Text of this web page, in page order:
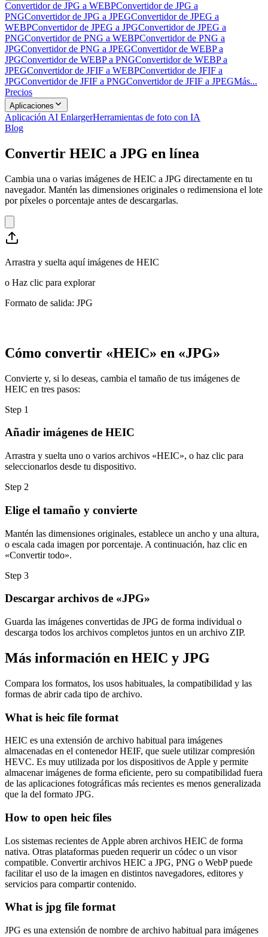
Convertidor de JPG a WEBPConvertidor de JPG a
PNGConvertidor de JPG a JPEGConvertidor de JPEG a
WEBPConvertidor de JPEG a JPGConvertidor de JPEG a
PNGConvertidor de PNG a WEBPConvertidor de PNG a
JPGConvertidor de PNG a JPEGConvertidor de WEBP a
JPGConvertidor de WEBP a PNGConvertidor de WEBP a
JPEGConvertidor de JFIF a WEBPConvertidor de JFIF a
JPGConvertidor de JFIF a PNGConvertidor de JFIF a JPEGMás...
Precios
Aplicaciones
Aplicación AI EnlargerHerramientas de foto con IA
Blog
Convertir HEIC a JPG en línea
Cambia una o varias imágenes de HEIC a JPG directamente en tu
navegador. Mantén las dimensiones originales o redimensiona el lote
por píxeles o porcentaje antes de descargarlas.
Arrastra y suelta aquí imágenes de HEIC
o Haz clic para explorar
Formato de salida: JPG
Cómo convertir «HEIC» en «JPG»
Convierte y, si lo deseas, cambia el tamaño de tus imágenes de
HEIC en tres pasos:
Step 1
Añadir imágenes de HEIC
Arrastra y suelta uno o varios archivos «HEIC», o haz clic para
seleccionarlos desde tu dispositivo.
Step 2
Elige el tamaño y convierte
Mantén las dimensiones originales, establece un ancho y una altura,
o escala cada imagen por porcentaje. A continuación, haz clic en
«Convertir todo».
Step 3
Descargar archivos de «JPG»
Guarda las imágenes convertidas de JPG de forma individual o
descarga todos los archivos completos juntos en un archivo ZIP.
Más información en HEIC y JPG
Compara los formatos, los usos habituales, la compatibilidad y las
formas de abrir cada tipo de archivo.
What is heic file format
HEIC es una extensión de archivo habitual para imágenes
almacenadas en el contenedor HEIF, que suele utilizar compresión
HEVC. Es muy utilizada por los dispositivos de Apple y permite
almacenar imágenes de forma eficiente, pero su compatibilidad fuera
de las aplicaciones fotográficas más recientes es menos generalizada
que la del formato JPG.
How to open heic files
Los sistemas recientes de Apple abren archivos HEIC de forma
nativa. Otras plataformas pueden requerir un códec o un visor
compatible. Convertir archivos HEIC a JPG, PNG o WebP puede
facilitar el uso de la imagen en distintos navegadores, editores y
servicios para compartir contenido.
What is jpg file format
JPG es una extensión de nombre de archivo habitual para imágenes